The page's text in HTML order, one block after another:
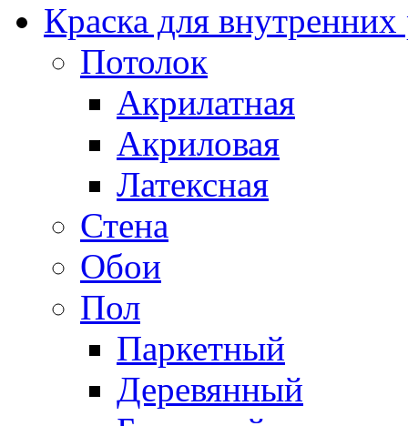
Краска для внутренних
Потолок
Акрилатная
Акриловая
Латексная
Стена
Обои
Пол
Паркетный
Деревянный